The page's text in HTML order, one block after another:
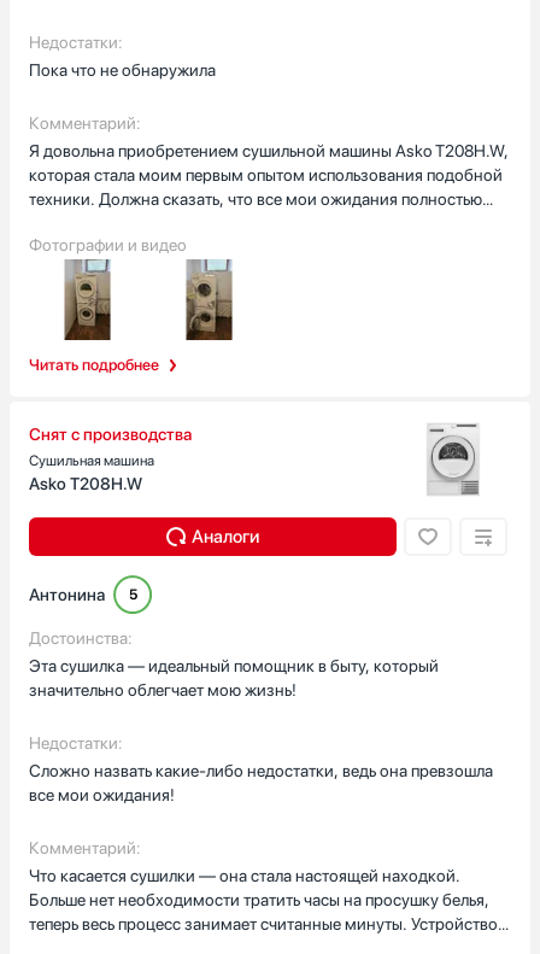
Читать подробнее
машины впечатляют: удобная система открывания дверцы,
доступ ко всем фильтрам без лишних усилий, комплектация
включает крепления для установки в колонну, современный
Недостатки:
Пока что не обнаружила
Комментарий:
Я довольна приобретением сушильной машины Asko T208H.W,
которая стала моим первым опытом использования подобной
техники. Должна сказать, что все мои ожидания полностью
комплект стиральной машиной Asko W2084.W/3 из той же
серии, и теперь у меня полноценный набор техники для стирки
и сушки белья.Приобретение этой техники стало важным
этапом в обустройстве моей новой квартиры. Каждый раз,
покупая технику в вашем интернет-магазине, я вижу, как
преображается моё жилое пространство. Качество
довольной своим выбором и с уверенностью могу
рекомендовать эту технику другим покупателям.
Фотографии и видео
Снят с производства
Сушильная машина
Asko T208H.W
Аналоги
Антонина 5
Достоинства:
Эта сушилка — идеальный помощник в быту, который
значительно облегчает мою жизнь!
Недостатки:
Сложно назвать какие-либо недостатки, ведь она превзошла
все мои ожидания!
Комментарий:
Что касается сушилки — она стала настоящей находкой.
Больше нет необходимости тратить часы на просушку белья,
теперь весь процесс занимает считанные минуты. Устройство